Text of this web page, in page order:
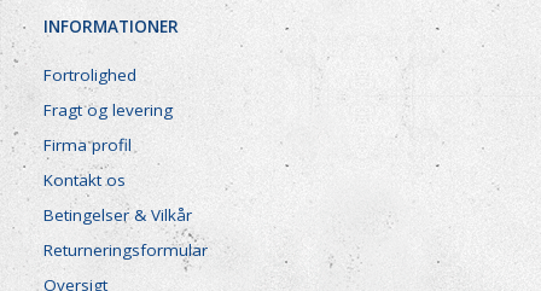
INFORMATIONER
Fortrolighed
Fragt og levering
Firma profil
Kontakt os
Betingelser & Vilkår
Returneringsformular
Oversigt